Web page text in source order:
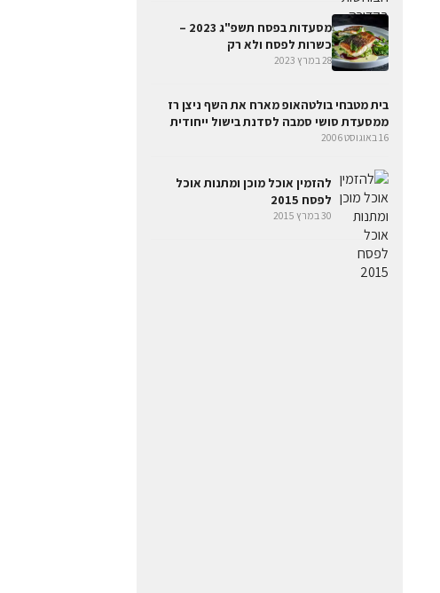
מסעדות בפסח תשפ"ג 2023 –
כשרות לפסח ולא רק
28 במרץ 2023
בית מטבחי בולטהאופ מארח את השף ניצן רז
ממסעדת סושי סמבה לסדנת בישול ייחודית
16 באוגוסט 2006
להזמין אוכל מוכן ומתנות אוכל
לפסח 2015
30 במרץ 2015